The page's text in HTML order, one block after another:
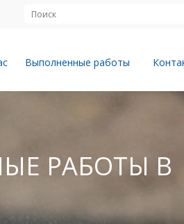
Выполненные работы
РАБОТЫ В